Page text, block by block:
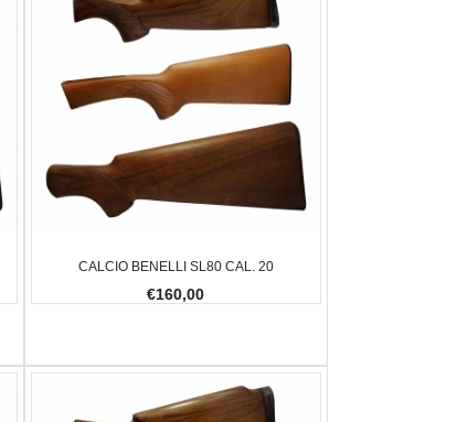
CALCIO BENELLI SL80 CAL. 20
€160,00